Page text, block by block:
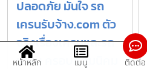
ปลอดภัย มั่นใจ รถ
เครนรับจ้าง.com ตัว
จริงเรื่องเครนและรถ
เฮี๊ยบ ครอบคลุมนิคม
หน้าหลัก เมนู ติดต่อ